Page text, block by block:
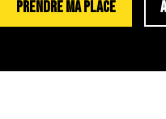
PRENDRE MA PLACE